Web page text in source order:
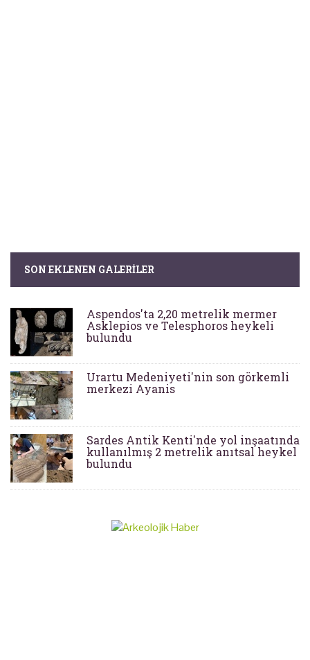
SON EKLENEN GALERILER
Aspendos'ta 2,20 metrelik mermer
Asklepios ve Telesphoros heykeli
bulundu
Urartu Medeniyeti'nin son görkemli
merkezi Ayanis
Sardes Antik Kenti'nde yol inşaatında
kullanılmış 2 metrelik anıtsal heykel
bulundu